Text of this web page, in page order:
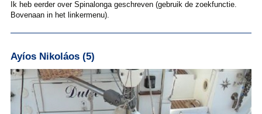
Ik heb eerder over Spinalonga geschreven (gebruik de zoekfunctie.
Bovenaan in het linkermenu).
Ayíos Nikoláos (5)